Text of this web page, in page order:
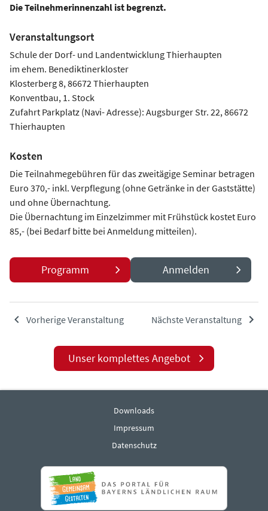
Die Teilnehmerinnenzahl ist begrenzt.
Veranstaltungsort
Schule der Dorf- und Landentwicklung Thierhaupten
im ehem. Benediktinerkloster
Klosterberg 8, 86672 Thierhaupten
Konventbau, 1. Stock
Zufahrt Parkplatz (Navi- Adresse): Augsburger Str. 22, 86672
Thierhaupten
Kosten
Die Teilnahmegebühren für das zweitägige Seminar betragen
Euro 370,- inkl. Verpflegung (ohne Getränke in der Gaststätte)
und ohne Übernachtung.
Die Übernachtung im Einzelzimmer mit Frühstück kostet Euro
85,- (bei Bedarf bitte bei Anmeldung mitteilen).
Programm Anmelden
Vorherige Veranstaltung Nächste Veranstaltung
Unser komplettes Angebot
Downloads
Impressum
Datenschutz